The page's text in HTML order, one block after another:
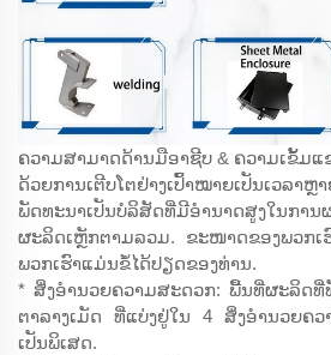
ຄວາມສາມາດດ້ານມືອາຊີບ & ຄວາມເຂັ້ມແ
ດ້ວຍການເຕີບໂຕຢ່າງເປົ້າໝາຍເປັນເວລາຫຼາ
ພັດທະນາເປັນບໍລິສັດທີ່ມີອຳນາດສູງໃນກາ
ຜະລິດເຫຼັກຕາມລວມ. ຂະໜາດຂອງພວກເ
ພວກເຮົາແມ່ນຂໍ້ໄດ້ປຽດຂອງທ່ານ.
* ສິ່ງອຳນວຍຄວາມສະດວກ: ພື້ນທີ່ຜະລິດທີ່
ຕາລາງເມັດ ທີ່ແບ່ງຢູ່ໃນ 4 ສິ່ງອຳນວຍຄ
ເປັນພິເສດ.